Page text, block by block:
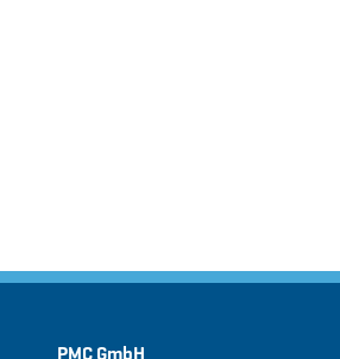
PMC GmbH